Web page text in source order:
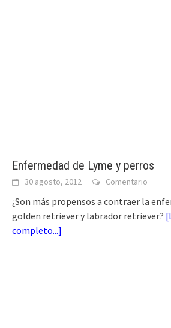
Enfermedad de Lyme y perros
30 agosto, 2012 Comentario
¿Son más propensos a contraer la
golden retriever y labrador retriever? [
completo...]